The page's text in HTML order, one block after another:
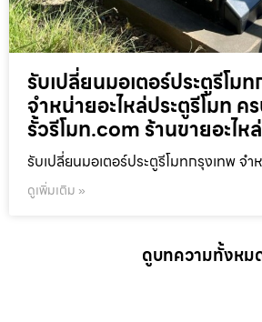
รับเปลี่ยนมอเตอร์ประตูรีโม
จำหน่ายอะไหล่ประตูรีโมท ค
รั้วรีโมท.com ร้านขายอะไห
รับเปลี่ยนมอเตอร์ประตูรีโมทกรุงเทพ จำ
ดูเพิ่มเติม »
ดูบทความทั้งหม